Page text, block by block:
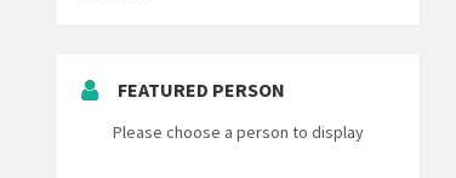
FEATURED PERSON
Please choose a person to display